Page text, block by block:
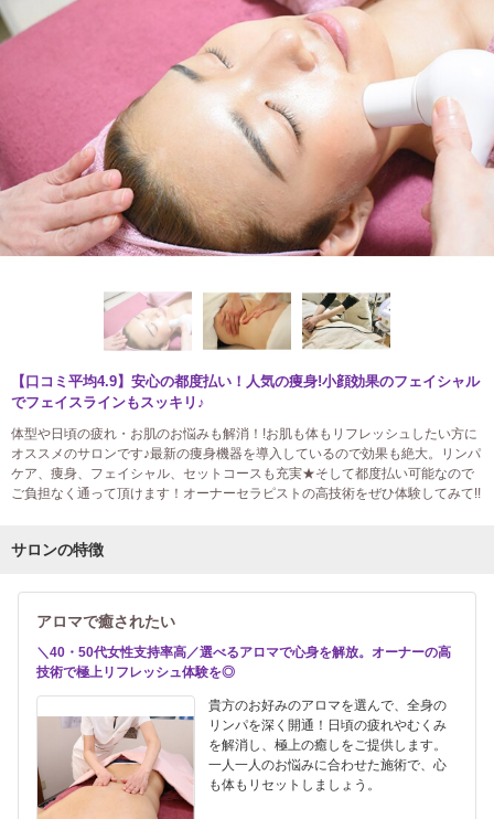
【口コミ平均4.9】安心の都度払い！人気の痩身!小顔効果のフェイシャル
でフェイスラインもスッキリ♪
体型や日頃の疲れ・お肌のお悩みも解消！!お肌も体もリフレッシュしたい方に
オススメのサロンです♪最新の痩身機器を導入しているので効果も絶大。リンパ
ケア、痩身、フェイシャル、セットコースも充実★そして都度払い可能なので
ご負担なく通って頂けます！オーナーセラピストの高技術をぜひ体験してみて!!
サロンの特徴
アロマで癒されたい
＼40・50代女性支持率高／選べるアロマで心身を解放。オーナーの高
技術で極上リフレッシュ体験を◎
貴方のお好みのアロマを選んで、全身の
リンパを深く開通！日頃の疲れやむくみ
を解消し、極上の癒しをご提供します。
一人一人のお悩みに合わせた施術で、心
も体もリセットしましょう。